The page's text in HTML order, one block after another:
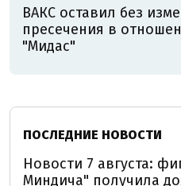
ВАКС оставил без
пресечения в
"Мидас"
ПОСЛЕДНИЕ НОВОСТИ
Новости 7 августа:
Миндича" получила